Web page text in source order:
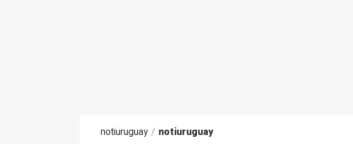
notiuruguay / notiuruguay